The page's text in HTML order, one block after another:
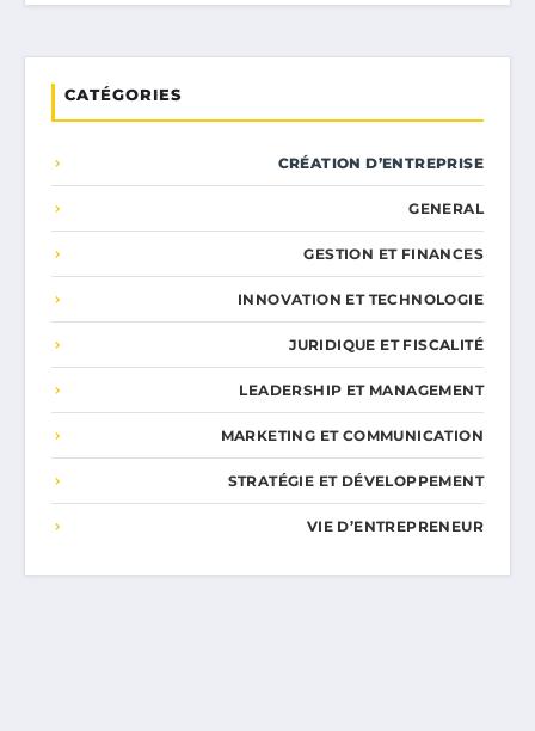
CATÉGORIES
CRÉATION D’ENTREPRISE
GENERAL
GESTION ET FINANCES
INNOVATION ET TECHNOLOGIE
JURIDIQUE ET FISCALITÉ
LEADERSHIP ET MANAGEMENT
MARKETING ET COMMUNICATION
STRATÉGIE ET DÉVELOPPEMENT
VIE D’ENTREPRENEUR